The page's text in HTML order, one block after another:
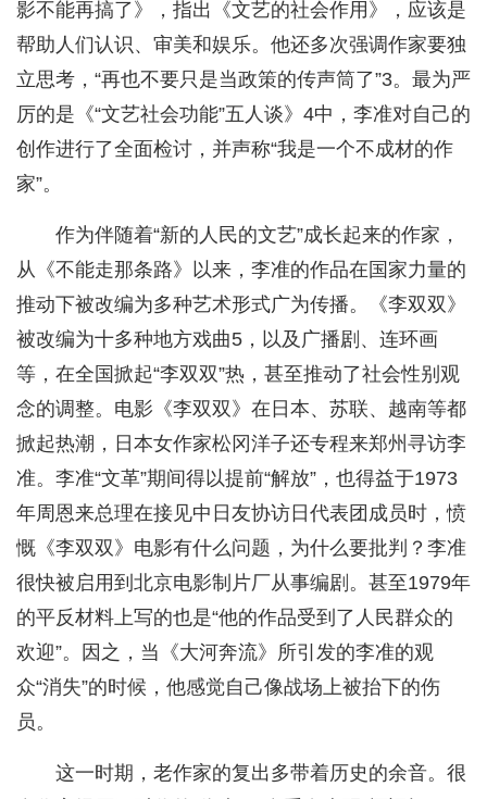
影不能再搞了》，指出《文艺的社会作用》，应该是
帮助人们认识、审美和娱乐。他还多次强调作家要独
立思考，“再也不要只是当政策的传声筒了”3。最为严
厉的是《“文艺社会功能”五人谈》4中，李准对自己的
创作进行了全面检讨，并声称“我是一个不成材的作
家”。
作为伴随着“新的人民的文艺”成长起来的作家，
从《不能走那条路》以来，李准的作品在国家力量的
推动下被改编为多种艺术形式广为传播。《李双双》
被改编为十多种地方戏曲5，以及广播剧、连环画
等，在全国掀起“李双双”热，甚至推动了社会性别观
念的调整。电影《李双双》在日本、苏联、越南等都
掀起热潮，日本女作家松冈洋子还专程来郑州寻访李
准。李准“文革”期间得以提前“解放”，也得益于1973
年周恩来总理在接见中日友协访日代表团成员时，愤
慨《李双双》电影有什么问题，为什么要批判？李准
很快被启用到北京电影制片厂从事编剧。甚至1979年
的平反材料上写的也是“他的作品受到了人民群众的
欢迎”。因之，当《大河奔流》所引发的李准的观
众“消失”的时候，他感觉自己像战场上被抬下的伤
员。
这一时期，老作家的复出多带着历史的余音。很